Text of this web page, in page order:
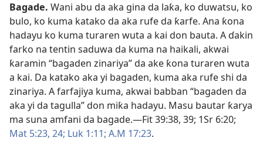
Bagade. Wani abu da aka gina da laƙa, ko duwatsu, ko
bulo, ko kuma katako da aka rufe da ƙarfe. Ana ƙona
hadayu ko kuma turaren wuta a kai don bauta. A ɗakin
farko na tentin saduwa da kuma na haikali, akwai
ƙaramin “bagaden zinariya” da ake ƙona turaren wuta
a kai. Da katako aka yi bagaden, kuma aka rufe shi da
zinariya. A farfajiya kuma, akwai babban “bagaden da
aka yi da tagulla” don miƙa hadayu. Masu bautar ƙarya
ma suna amfani da bagade.​—Fit 39:38, 39; 1Sr 6:20;
Mat 5:23, 24; Luk 1:11; A.M 17:23.